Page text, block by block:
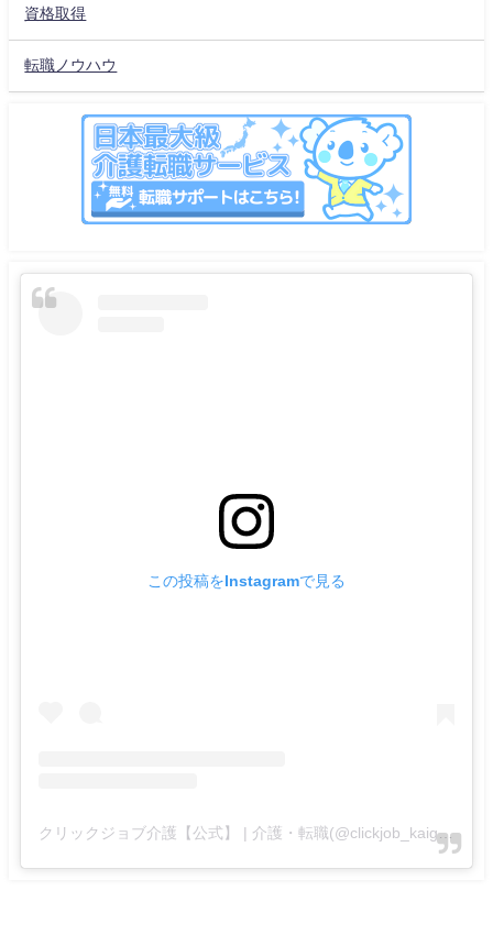
資格取得
転職ノウハウ
この投稿をInstagramで見る
クリックジョブ介護【公式】 | 介護・転職(@clickjob_kaigo_official)がシェアした投稿